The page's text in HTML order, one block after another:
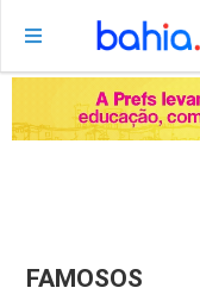
FAMOSOS